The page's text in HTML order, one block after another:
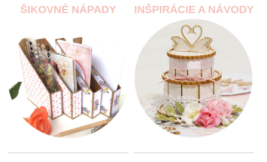
ŠIKOVNÉ NÁPADY
INŠPIRÁCIE A NÁVODY